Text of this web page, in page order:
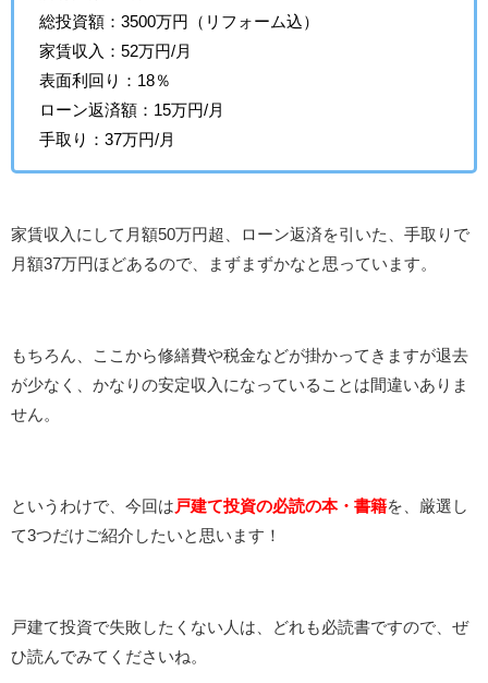
総投資額：3500万円（リフォーム込）
家賃収入：52万円/月
表面利回り：18％
ローン返済額：15万円/月
手取り：37万円/月
家賃収入にして月額50万円超、ローン返済を引いた、手取りで
月額37万円ほどあるので、まずまずかなと思っています。
もちろん、ここから修繕費や税金などが掛かってきますが退去
が少なく、かなりの安定収入になっていることは間違いありま
せん。
というわけで、今回は 戸建て投資の必読の本・書籍を、厳選し
て3つだけご紹介したいと思います！
戸建て投資で失敗したくない人は、どれも必読書ですので、ぜ
ひ読んでみてくださいね。